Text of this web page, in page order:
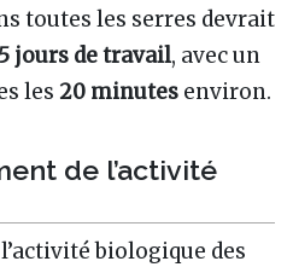
toutes les serres devrait
jours de travail, avec un
les 20 minutes environ.
de l’activité
biologique des